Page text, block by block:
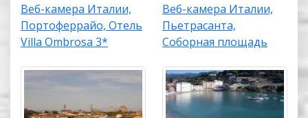
Веб-камера Италии,
Портоферрайо, Отель
Villa Ombrosa 3*
Веб-камера Италии,
Пьетрасанта,
Соборная площадь